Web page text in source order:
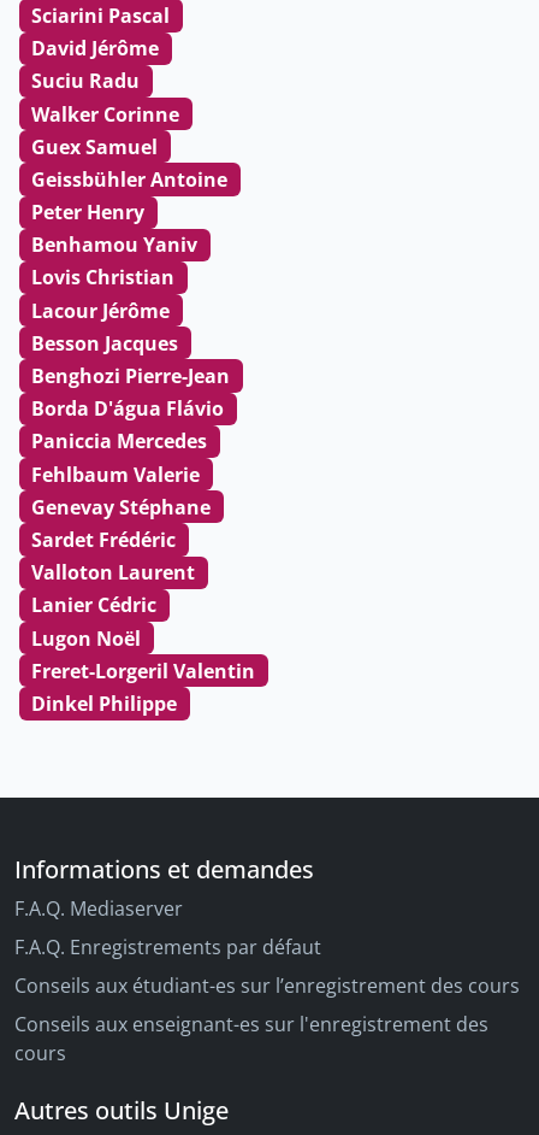
Sciarini Pascal
David Jérôme
Suciu Radu
Walker Corinne
Guex Samuel
Geissbühler Antoine
Peter Henry
Benhamou Yaniv
Lovis Christian
Lacour Jérôme
Besson Jacques
Benghozi Pierre-Jean
Borda D'água Flávio
Paniccia Mercedes
Fehlbaum Valerie
Genevay Stéphane
Sardet Frédéric
Valloton Laurent
Lanier Cédric
Lugon Noël
Freret-Lorgeril Valentin
Dinkel Philippe
Informations et demandes
F.A.Q. Mediaserver
F.A.Q. Enregistrements par défaut
Conseils aux étudiant-es sur l’enregistrement des cours
Conseils aux enseignant-es sur l'enregistrement des
cours
Autres outils Unige